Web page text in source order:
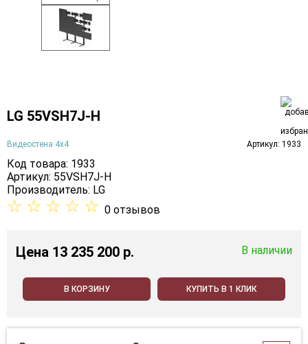
LG 55VSH7J-H
Видеостена 4х4 Артикул: 1933
Код товара: 1933
Артикул: 55VSH7J-H
Производитель: LG
☆ ☆ ☆ ☆ ☆ 0 отзывов
Цена 13 235 200 p. В наличии
В КОРЗИНУ КУПИТЬ В 1 КЛИК